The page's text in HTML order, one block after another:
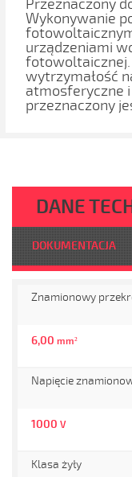
Przeznaczony
Wykonywanie
urządzeniami
fotowoltaicznej.
wytrzymałość
atmosferyczne
przeznaczony
DANE
DOKUMENTACJA
Znamionowy
6,00 mm²
Napięcie
1000 V
Klasa żyły